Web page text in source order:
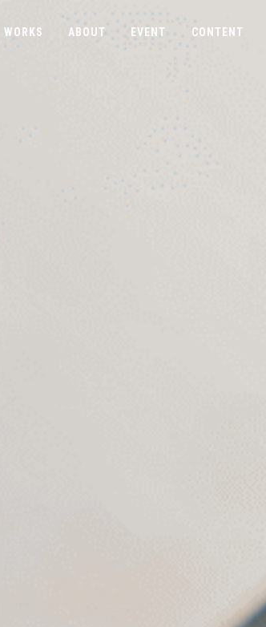
WORKS ABOUT
ABOUTUS
EVENT CONTENT